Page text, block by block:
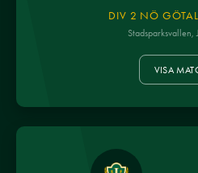
DIV 2 NÖ
Stadsparksvallen,
VISA